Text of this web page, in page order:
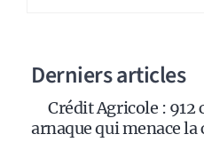
Derniers articles
Crédit Agricole : 912
arnaque qui menace